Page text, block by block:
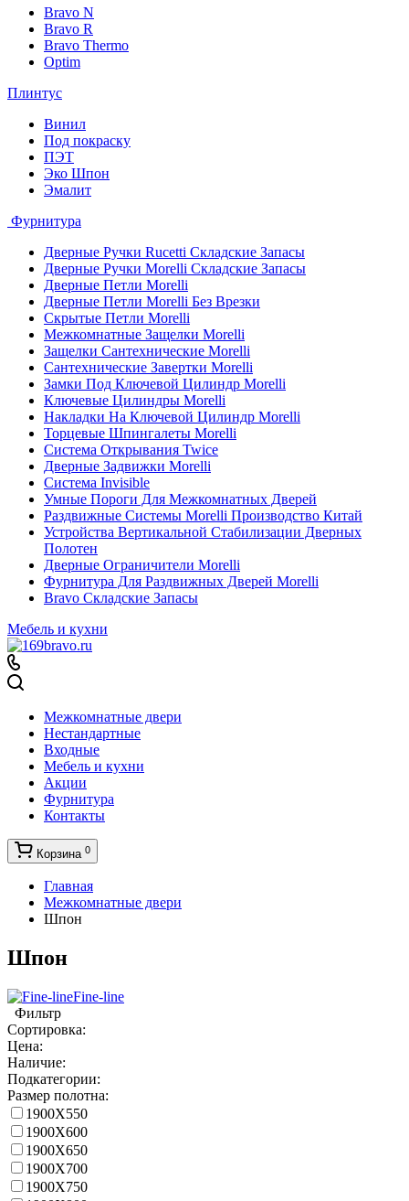
Bravo N
Bravo R
Bravo Thermo
Optim
Плинтус
Винил
Под покраску
ПЭТ
Эко Шпон
Эмалит
Фурнитура
Дверные Ручки Rucetti Складские Запасы
Дверные Ручки Morelli Складские Запасы
Дверные Петли Morelli
Дверные Петли Morelli Без Врезки
Скрытые Петли Morelli
Межкомнатные Защелки Morelli
Защелки Сантехнические Morelli
Сантехнические Завертки Morelli
Замки Под Ключевой Цилиндр Morelli
Ключевые Цилиндры Morelli
Накладки На Ключевой Цилиндр Morelli
Торцевые Шпингалеты Morelli
Система Открывания Twice
Дверные Задвижки Morelli
Система Invisible
Умные Пороги Для Межкомнатных Дверей
Раздвижные Системы Morelli Производство Китай
Устройства Вертикальной Стабилизации Дверных
Полотен
Дверные Ограничители Morelli
Фурнитура Для Раздвижных Дверей Morelli
Bravo Складские Запасы
Мебель и кухни
Межкомнатные двери
Нестандартные
Входные
Мебель и кухни
Акции
Фурнитура
Контакты
Корзина 0
Главная
Межкомнатные двери
Шпон
Шпон
Fine-line
Фильтр
Сортировка:
Цена:
Наличие:
Подкатегории:
Размер полотна:
1900X550
1900X600
1900X650
1900X700
1900X750